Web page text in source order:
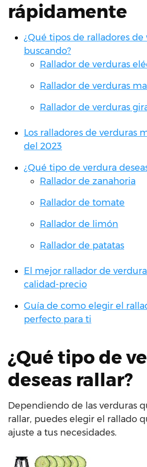
mandolina -
medidor y tapa
rápidamente
¿Qué tipos de ralladores de
buscando?
Rallador de verduras
Rallador de verduras
Rallador de verduras
Los ralladores de verduras
del 2023
¿Qué tipo de verdura
Rallador de zanahoria
Rallador de tomate
Rallador de limón
Rallador de patatas
El mejor rallador de
calidad-precio
Guía de como elegir el
perfecto para ti
¿Qué tipo de
deseas rallar?
Dependiendo de las verduras
rallar, puedes elegir el rallado
ajuste a tus necesidades.